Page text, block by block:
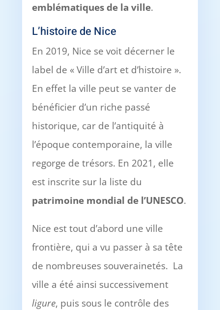
emblématiques de la ville.
L’histoire de Nice
En 2019, Nice se voit décerner le
label de « Ville d’art et d’histoire ».
En effet la ville peut se vanter de
bénéficier d’un riche passé
historique, car de l’antiquité à
l’époque contemporaine, la ville
regorge de trésors. En 2021, elle
est inscrite sur la liste du
patrimoine mondial de l’UNESCO.
Nice est tout d’abord une ville
frontière, qui a vu passer à sa tête
de nombreuses souverainetés. La
ville a été ainsi successivement
ligure, puis sous le contrôle des